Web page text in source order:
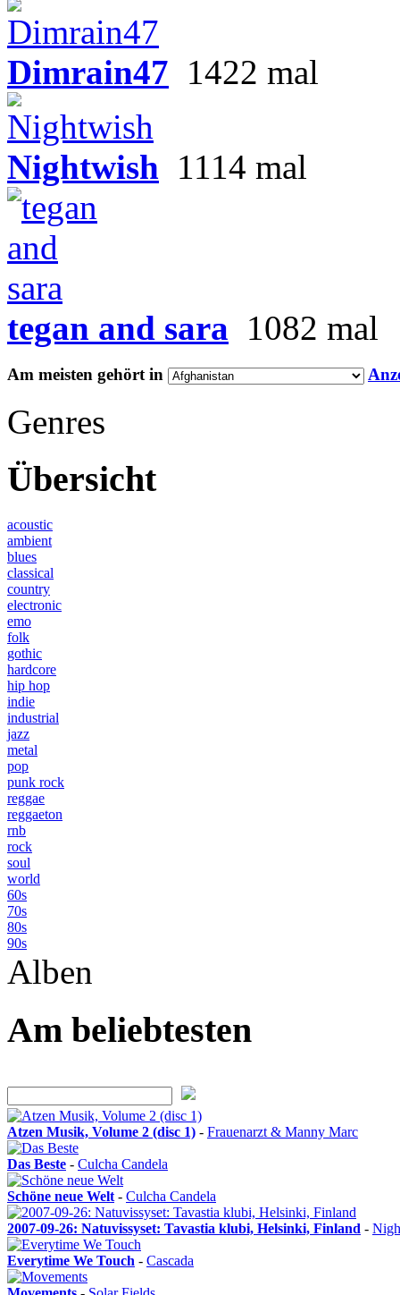
Dimrain47 1422 mal
Nightwish 1114 mal
tegan and sara 1082 mal
Am meisten gehört in
Genres
Übersicht
acoustic
ambient
blues
classical
country
electronic
emo
folk
gothic
hardcore
hip hop
indie
industrial
jazz
metal
pop
punk rock
reggae
reggaeton
rnb
rock
soul
world
60s
70s
80s
90s
Alben
Am beliebtesten
Atzen Musik, Volume 2 (disc 1) - Frauenarzt & Manny Marc
Das Beste - Culcha Candela
Schöne neue Welt - Culcha Candela
2007-09-26: Natuvissyset: Tavastia klubi, Helsinki, Finland -
Everytime We Touch - Cascada